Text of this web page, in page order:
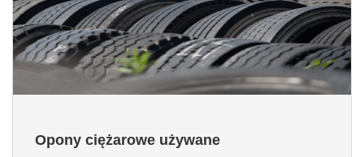
Opony ciężarowe używane